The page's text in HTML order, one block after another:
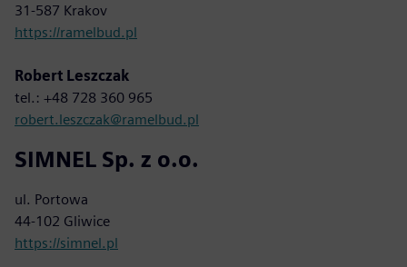
31-587 Krakov
https://ramelbud.pl
Robert Leszczak
tel.: +48 728 360 965
robert.leszczak@ramelbud.pl
SIMNEL Sp. z o.o.
ul. Portowa
44-102 Gliwice
https://simnel.pl